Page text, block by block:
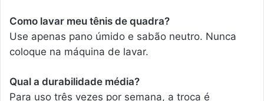
Como lavar meu tênis de quadra?
Use apenas pano úmido e sabão neutro. Nunca
coloque na máquina de lavar.
Qual a durabilidade média?
Para uso três vezes por semana, a troca é